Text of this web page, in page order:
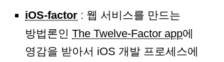
iOS-factor : 웹 서비스를 만드는
방법론인 The Twelve-Factor app에
영감을 받아서 iOS 개발 프로세스에